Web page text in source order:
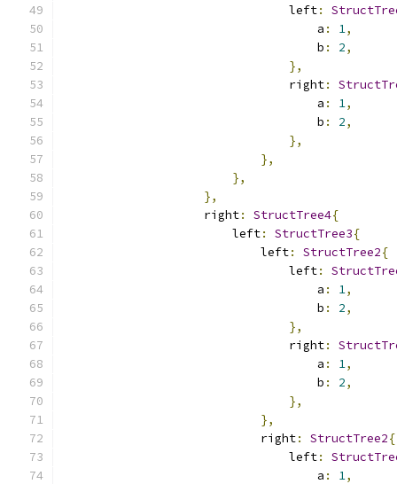
                                left
:
                                    a
: 1,
                                    b
: 2,
},
                                right
:
                                    a
: 1,
                                    b
: 2,
},
},
},
},
                    right
: StructTree4{
                        left
: StructTree3{
                            left
: StructTree2{
                                left
:
                                    a
: 1,
                                    b
: 2,
},
                                right
:
                                    a
: 1,
                                    b
: 2,
},
},
                            right
: StructTree2{
                                left
:
                                    a
: 1,